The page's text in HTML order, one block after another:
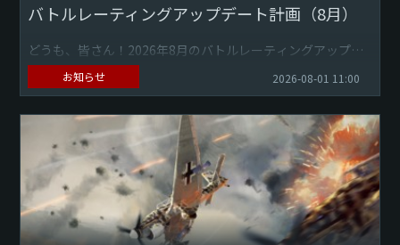
バトルレーティングアップデート計画（8月）
どうも、皆さん！2026年8月のバトルレーティングアップデ
ート計画にようこそ。今回は、航空機、地上車両、艦艇の
BR（バトルレーティング）の変更を実施予定です。ぜひ下部
フォーラム...
お知らせ 2026-08-01 11:00